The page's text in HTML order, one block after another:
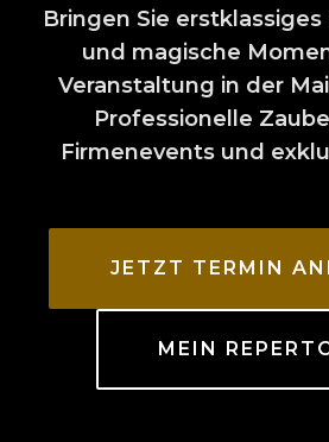
Bringen Sie
und magische
Veranstaltung in der
Professionelle
Firmenevents und
JETZT TERMIN
MEIN